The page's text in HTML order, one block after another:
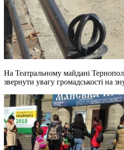
На Театральному майдані
звернути увагу громадськості на